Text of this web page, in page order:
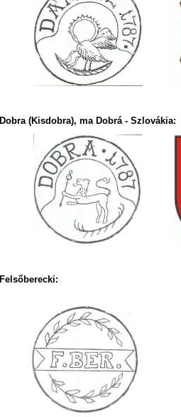
Dobra (Kisdobra), ma Dobrá - Szlovákia:
Felsőberecki: